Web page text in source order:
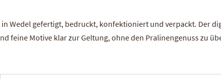
Wedel gefertigt, bedruckt, konfektioniert und verpackt. Der
feine Motive klar zur Geltung, ohne den Pralinengenuss zu